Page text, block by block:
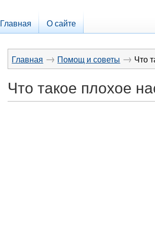
Главная О сайте
Главная → Помощ и советы → Что
Что такое плохое